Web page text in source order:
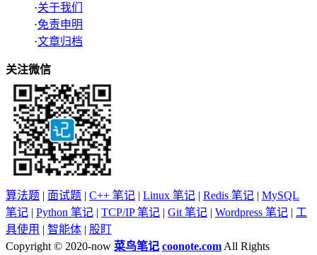
·关于我们
·免责申明
·文章归档
关注微信
算法题 | 面试题 | C++ 笔记 | Linux 笔记 | Redis 笔记 | MySQL
笔记 | Python 笔记 | TCP/IP 笔记 | Git 笔记 | Wordpress 笔记 | 工
具使用 | 智能体 | 股盯
Copyright © 2020-now 菜鸟笔记 coonote.com All Rights